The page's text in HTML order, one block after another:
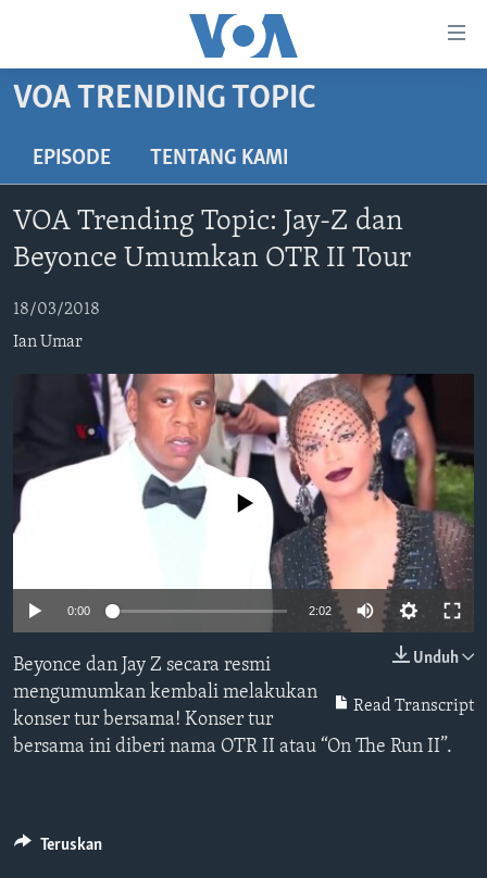
Akses
Utama
Lanjut
ke
Utama
Lanjut
DUNIA
POLYGRAPH
DAFTAR PROGRAM
Learning English
Bahasa-bahasa
VOA TRENDING TOPIC
EPISODE TENTANG KAMI
VOA Trending Topic: Jay-Z dan
Beyonce Umumkan OTR II Tour
18/03/2018
Ian Umar
No media source currently available
0:00 2:02
Unduh
Read Transcript
Beyonce dan Jay Z secara resmi
mengumumkan kembali melakukan
konser tur bersama! Konser tur
bersama ini diberi nama OTR II atau “On The Run II”.
Teruskan